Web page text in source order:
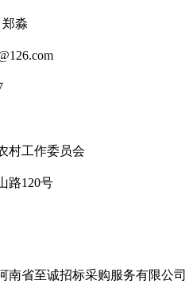
郑淼
村工作委员会
路120号
南省至诚招标采购服务有限公司